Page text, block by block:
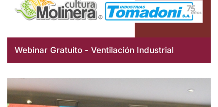
Webinar Gratuito - Ventilación Industrial